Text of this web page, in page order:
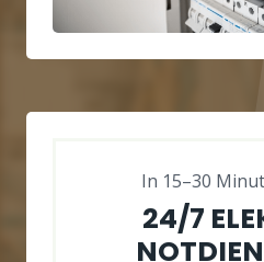
In 15–30
24/7